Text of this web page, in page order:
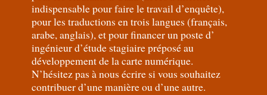
indispensable pour faire le travail d’enquête),
pour les traductions en trois langues (français,
arabe, anglais), et pour financer un poste d’
ingénieur d’étude stagiaire préposé au
développement de la carte numérique.
N’hésitez pas à nous écrire si vous souhaitez
contribuer d’une manière ou d’une autre.